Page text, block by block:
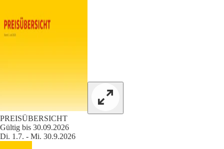
PREISÜBERSICHT
Gültig bis 30.09.2026
Di. 1.7. - Mi. 30.9.2026